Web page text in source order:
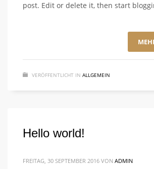
post. Edit or delete it, then start
VERÖFFENTLICHT IN ALLGEMEIN
Hello world!
FREITAG, 30 SEPTEMBER 2016 VON ADMIN